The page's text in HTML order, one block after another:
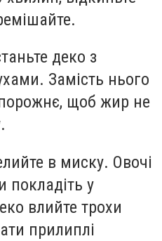
деко з
Замість нього
щоб жир не
в миску. Овочі
покладіть у
влийте трохи
прилиплі